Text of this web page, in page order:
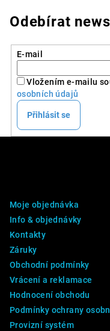
Odebírat
E-mail
Vložením e-mailu
osobních údajů
Přihlásit se
Moje objednávka
Info & objednávky
Kontakty
Záruky
Obchodní podmínky
Vrácení a reklamace
Hodnocení obchodu
Podmínky ochrany
Provizní systém